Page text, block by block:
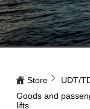
Store
UDT/
Goods and
lifts